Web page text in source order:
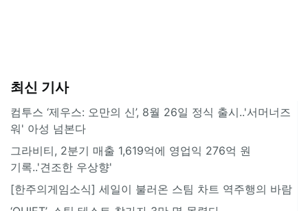
최신 기사
컴투스 ‘제우스: 오만의 신’, 8월 26일 정식 출시..'서머너즈
워' 아성 넘본다
그라비티, 2분기 매출 1,619억에 영업익 276억 원
기록..'견조한 우상향'
[한주의게임소식] 세일이 불러온 스팀 차트 역주행의 바람